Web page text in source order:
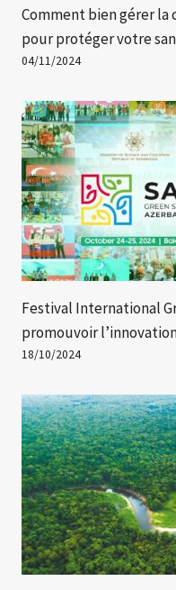
Comment bien gérer
pour protéger votre
04/11/2024
Festival International
promouvoir
18/10/2024